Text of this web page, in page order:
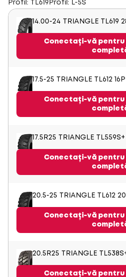
Profil: TL619 Profil: L-5S
14.00-24 TRIANGLE TL619
Conectați-vă pentru
17.5-25 TRIANGLE TL612
Conectați-vă pentru
17.5R25 TRIANGLE
Conectați-vă pentru
20.5-25 TRIANGLE TL612
Conectați-vă pentru
20.5R25 TRIANGLE
Conectați-vă pentru